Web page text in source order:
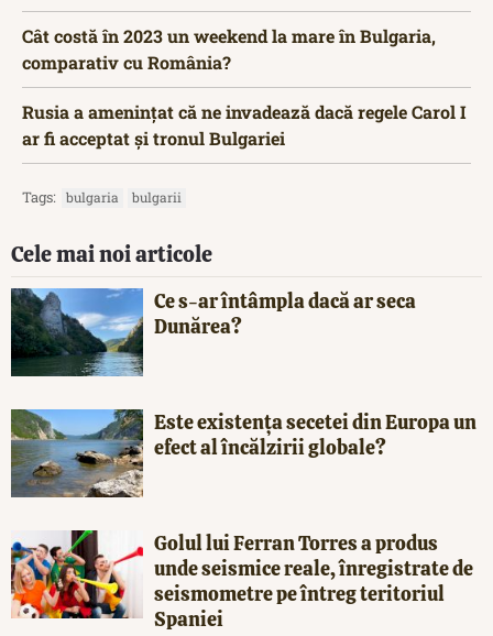
Cât costă în 2023 un weekend la mare în Bulgaria,
comparativ cu România?
Rusia a amenințat că ne invadează dacă regele Carol I
ar fi acceptat și tronul Bulgariei
Tags: bulgaria bulgarii
Cele mai noi articole
Ce s-ar întâmpla dacă ar seca
Dunărea?
Este existența secetei din Europa un
efect al încălzirii globale?
Golul lui Ferran Torres a produs
unde seismice reale, înregistrate de
seismometre pe întreg teritoriul
Spaniei